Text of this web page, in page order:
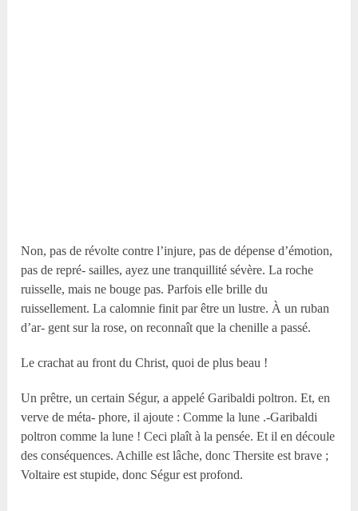
Non, pas de révolte contre l’injure, pas de dépense d’émotion,
pas de repré- sailles, ayez une tranquillité sévère. La roche
ruisselle, mais ne bouge pas. Parfois elle brille du
ruissellement. La calomnie finit par être un lustre. À un ruban
d’ar- gent sur la rose, on reconnaît que la chenille a passé.
Le crachat au front du Christ, quoi de plus beau !
Un prêtre, un certain Ségur, a appelé Garibaldi poltron. Et, en
verve de méta- phore, il ajoute : Comme la lune .-Garibaldi
poltron comme la lune ! Ceci plaît à la pensée. Et il en découle
des conséquences. Achille est lâche, donc Thersite est brave ;
Voltaire est stupide, donc Ségur est profond.